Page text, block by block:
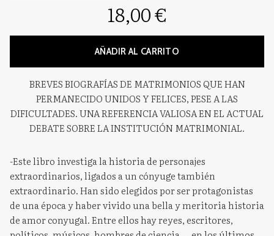
18,00 €
AÑADIR AL CARRITO
BREVES BIOGRAFÍAS DE MATRIMONIOS QUE HAN
PERMANECIDO UNIDOS Y FELICES, PESE A LAS
DIFICULTADES. UNA REFERENCIA VALIOSA EN EL ACTUAL
DEBATE SOBRE LA INSTITUCIÓN MATRIMONIAL.
-Este libro investiga la historia de personajes
extraordinarios, ligados a un cónyuge también
extraordinario. Han sido elegidos por ser protagonistas
de una época y haber vivido una bella y meritoria historia
de amor conyugal. Entre ellos hay reyes, escritores,